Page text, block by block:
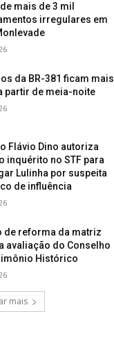
mais de 3 mil
irregulares em
da BR-381 ficam mais
partir de meia-noite
Flávio Dino autoriza
inquérito no STF para
Lulinha por suspeita
de influência
de reforma da matriz
avaliação do Conselho
Histórico
mais